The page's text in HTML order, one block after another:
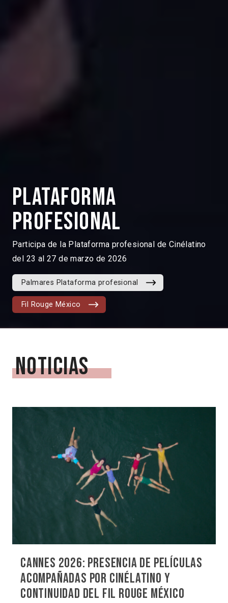
Plataforma
profesional
Participa de la Plataforma profesional de Cinélatino
del 23 al 27 de marzo de 2026
Palmares Plataforma profesional
Fil Rouge México
Noticias
Cannes 2026: Presencia de películas
acompañadas por Cinélatino y
continuidad del Fil Rouge México